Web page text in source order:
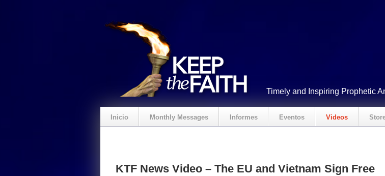
Timely and Inspiring Prophetic
Inicio Monthly Messages Informes Eventos Videos
KTF News Video – The EU and Vietnam Sign Free